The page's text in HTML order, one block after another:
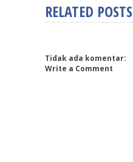
RELATED POSTS
Tidak ada komentar:
Write a Comment